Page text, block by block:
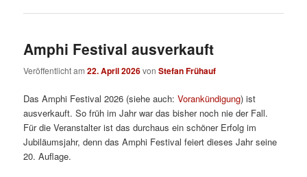
Amphi Festival ausverkauft
Veröffentlicht am22. April 2026vonStefan Frühauf
Das Amphi Festival 2026 (siehe auch:Vorankündigung) ist
ausverkauft. So früh im Jahr war das bisher noch nie der Fall.
Für die Veranstalter ist das durchaus ein schöner Erfolg im
Jubiläumsjahr, denn das Amphi Festival feiert dieses Jahr seine
20. Auflage.